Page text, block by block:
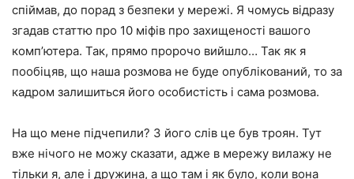
спіймав, до порад з безпеки у мережі. Я чомусь відразу
згадав статтю про 10 міфів про захищеності вашого
комп’ютера. Так, прямо пророчо вийшло… Так як я
пообіцяв, що наша розмова не буде опублікований, то за
кадром залишиться його особистість і сама розмова.
На що мене підчепили? З його слів це був троян. Тут
вже нічого не можу сказати, адже в мережу вилажу не
тільки я, але і дружина, а що там і як було, коли вона